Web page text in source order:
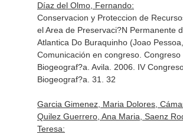
Díaz del Olmo, Fernando:
Conservacion y Proteccion de
el Area de Preservaci?N Permanente
Atlantica Do Buraquinho (Joao
Comunicación en congreso. Congreso
Biogeograf?a. Avila. 2006. IV
Biogeograf?a. 31. 32
Garcia Gimenez, Maria Dolores,
Quilez Guerrero, Ana Maria, Saenz
Teresa: